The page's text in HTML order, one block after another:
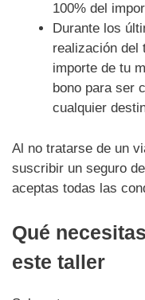
100% del
Durante los
realización del
importe de tu
bono para ser
cualquier
Al no tratarse de un
suscribir un seguro
aceptas todas las
Qué
este taller